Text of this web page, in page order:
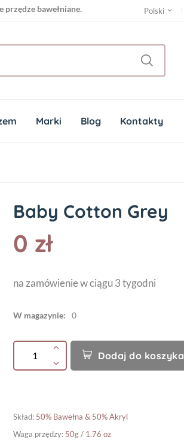
przędze bawełniane. Polski
Marki Blog Kontakty
Baby Cotton Grey
0 zł
na zamówienie w ciągu 3 tygodni
W magazynie: 0
Dodaj do koszyka
Skład: 50% Bawełna & 50% Akryl
Waga przędzy: 50g / 1.76 oz